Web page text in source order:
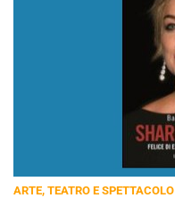
ARTE, TEATRO E SPETTACOLO